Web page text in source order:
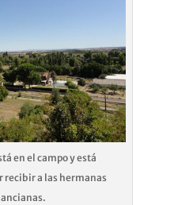
en el campo y está
recibir a las hermanas